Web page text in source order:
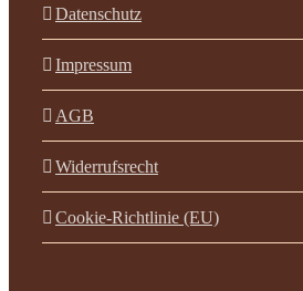
Datenschutz
Impressum
AGB
Widerrufsrecht
Cookie-Richtlinie (EU)